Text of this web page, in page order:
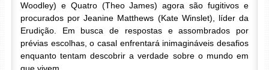
Woodley) e Quatro (Theo James) agora são fugitivos e
procurados por Jeanine Matthews (Kate Winslet), líder da
Erudição. Em busca de respostas e assombrados por
prévias escolhas, o casal enfrentará inimagináveis desafios
enquanto tentam descobrir a verdade sobre o mundo em